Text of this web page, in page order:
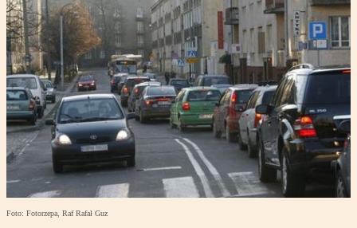
Foto: Fotorzepa, Raf Rafał Guz